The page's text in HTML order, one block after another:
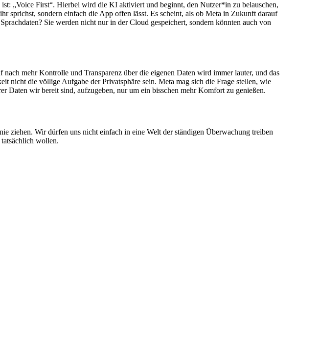
„Voice First“. Hierbei wird die KI aktiviert und beginnt, den Nutzer*in zu belauschen,
sprichst, sondern einfach die App offen lässt. Es scheint, als ob Meta in Zukunft darauf
Sie werden nicht nur in der Cloud gespeichert, sondern könnten auch von
mehr Kontrolle und Transparenz über die eigenen Daten wird immer lauter, und das
nicht die völlige Aufgabe der Privatsphäre sein. Meta mag sich die Frage stellen, wie
Daten wir bereit sind, aufzugeben, nur um ein bisschen mehr Komfort zu genießen.
ziehen. Wir dürfen uns nicht einfach in eine Welt der ständigen Überwachung treiben
wollen.